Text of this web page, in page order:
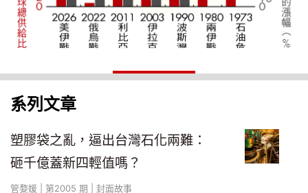
(圖表製作者：楊少強)
系列文章
塑膠袋之亂，逼出台灣石化兩難：
砸千億蓋新四輕值嗎？
管婺媛 | 第2005 期 | 封面故事